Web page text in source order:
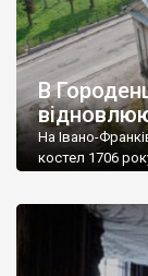
В
На Івано-
костел 1706
архітектури
впасти до
і краєзнавці, і